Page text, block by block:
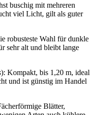
buschig mit mehreren
viel Licht, gilt als guter
robusteste Wahl für dunkle
sehr alt und bleibt lange
): Kompakt, bis 1,20 m, ideal
und ist günstig im Handel
Blätter,